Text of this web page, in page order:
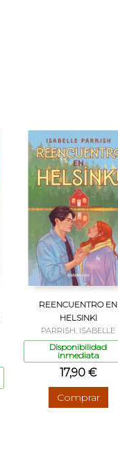
REENCUENTRO EN
HELSINKI
PARRISH, ISABELLE
Disponibilidad
inmediata
17,90 €
Comprar